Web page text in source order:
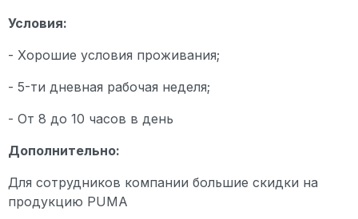
Условия:
- Хорошие условия проживания;
- 5-ти дневная рабочая неделя;
- От 8 до 10 часов в день
Дополнительно:
Для сотрудников компании большие скидки на
продукцию PUMA